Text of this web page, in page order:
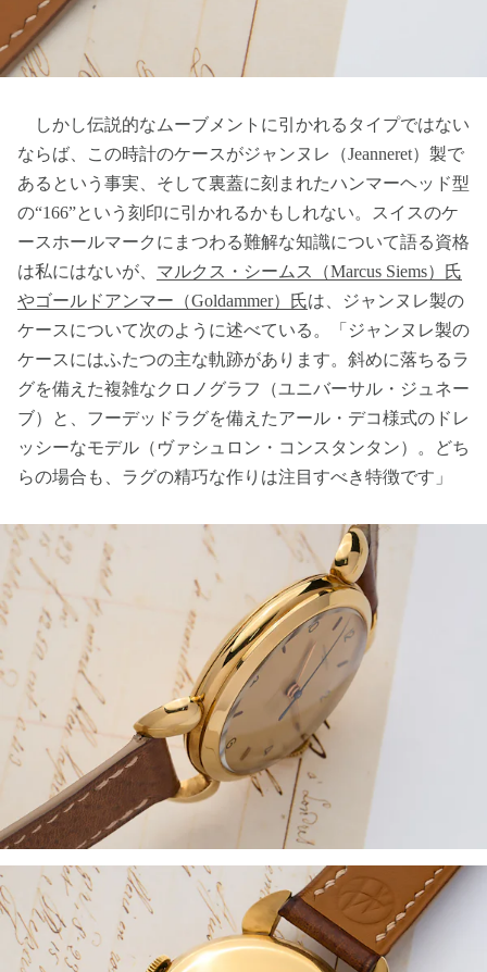
しかし伝説的なムーブメントに引かれるタイプではない
ならば、この時計のケースがジャンヌレ（Jeanneret）製で
あるという事実、そして裏蓋に刻まれたハンマーヘッド型
の“166”という刻印に引かれるかもしれない。スイスのケ
ースホールマークにまつわる難解な知識について語る資格
は私にはないが、 マルクス・シームス（Marcus Siems）氏
やゴールドアンマー（Goldammer）氏は、ジャンヌレ製の
ケースについて次のように述べている。「ジャンヌレ製の
ケースにはふたつの主な軌跡があります。斜めに落ちるラ
グを備えた複雑なクロノグラフ（ユニバーサル・ジュネー
ブ）と、フーデッドラグを備えたアール・デコ様式のドレ
ッシーなモデル（ヴァシュロン・コンスタンタン）。どち
らの場合も、ラグの精巧な作りは注目すべき特徴です」